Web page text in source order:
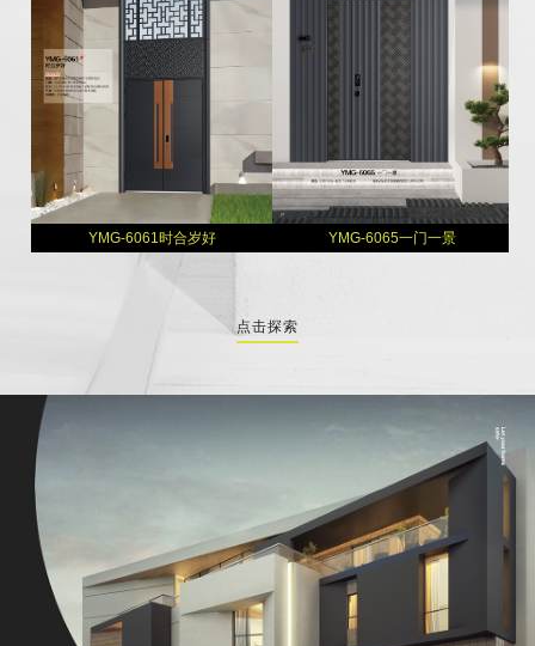
YMG-6061时合岁好 YMG-6065一门一景
点击探索